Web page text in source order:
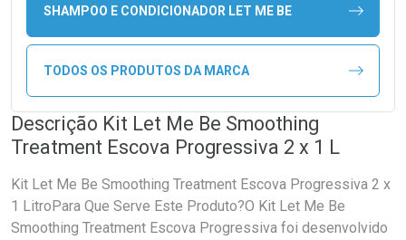
SHAMPOO E CONDICIONADOR LET ME BE
TODOS OS PRODUTOS DA MARCA
Descrição Kit Let Me Be Smoothing
Treatment Escova Progressiva 2 x 1 L
Kit Let Me Be Smoothing Treatment Escova Progressiva 2 x
1 LitroPara Que Serve Este Produto?O Kit Let Me Be
Smoothing Treatment Escova Progressiva foi desenvolvido